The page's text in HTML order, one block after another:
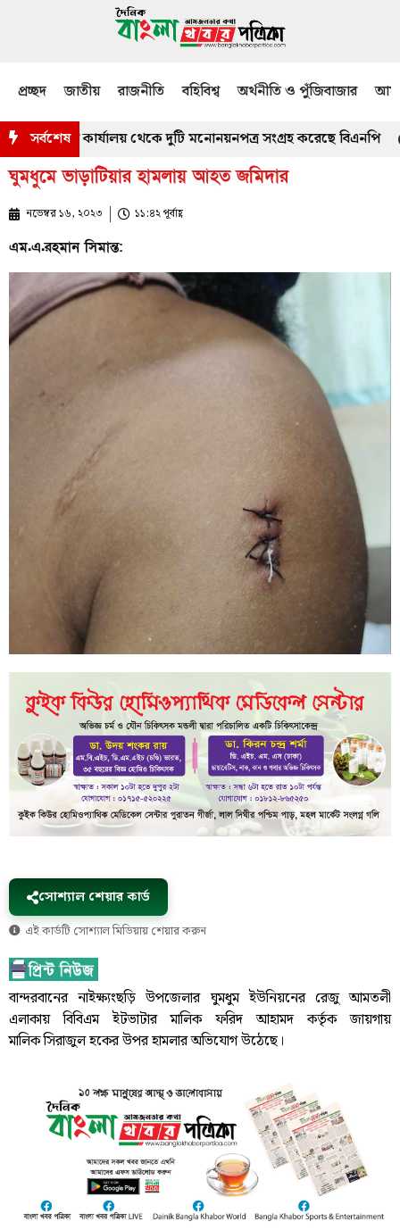
প্রচ্ছদ জাতীয় রাজনীতি বহিবিশ্ব অর্থনীতি ও পুঁজিবাজার
সর্বশেষ
কর্মকর্তার কার্যালয় থেকে দুটি মনোনয়নপত্র সংগ্রহ করেছে বিএনপি
ঘুমধুমে ভাড়াটিয়ার হামলায় আহত জমিদার
নভেম্বর ১৬, ২০২৩ ১১:৪২ পূর্বাহ্ণ
এম.এ.রহমান সিমান্ত:
সোশ্যাল শেয়ার কার্ড
এই কার্ডটি সোশ্যাল মিডিয়ায় শেয়ার করুন
বান্দরবানের নাইক্ষ্যংছড়ি উপজেলার ঘুমধুম ইউনিয়নের রেজু আমতলী
এলাকায় বিবিএম ইটভাটার মালিক ফরিদ আহামদ কর্তৃক জায়গায়
মালিক সিরাজুল হকের উপর হামলার অভিযোগ উঠেছে।